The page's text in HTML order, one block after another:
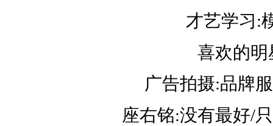
才艺学习:
喜欢的明
广告拍摄:品牌
座右铭:没有最好/